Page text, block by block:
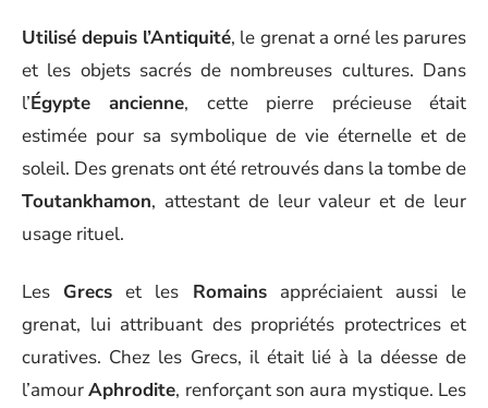
Utilisé depuis l’Antiquité, le grenat a orné les parures
et les objets sacrés de nombreuses cultures. Dans
l’Égypte ancienne, cette pierre précieuse était
estimée pour sa symbolique de vie éternelle et de
soleil. Des grenats ont été retrouvés dans la tombe de
Toutankhamon, attestant de leur valeur et de leur
usage rituel.
Les Grecs et les Romainsappréciaient aussi le
grenat, lui attribuant des propriétés protectrices et
curatives. Chez les Grecs, il était lié à la déesse de
l’amourAphrodite, renforçant son aura mystique. Les